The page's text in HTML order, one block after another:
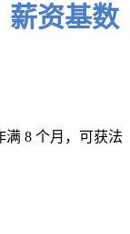
薪资基数
满 8 个月，可获法